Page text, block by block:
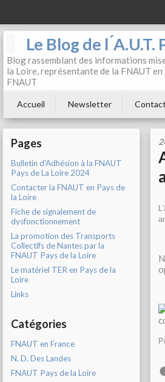
Le Blog de l ́A.U.T.
Blog rassemblant des informations
la Loire, représentante de la FNAUT
FNAUT
Accueil Newsletter Contact
Pages
Bulletin d'Adhésion à la FNAUT
Pays de La Loire 2024
Contacter la FNAUT en Pays de
la Loire
Fiche de signalement de
dysfonctionnement
La promotion des Transports
Collectifs de Nantes par la
FNAUT Pays de la Loire
Le matériel TER en Pays de la
Loire
Links
Catégories
FNAUT en France
N. D. Des Landes
FNAUT Pays de la Loire